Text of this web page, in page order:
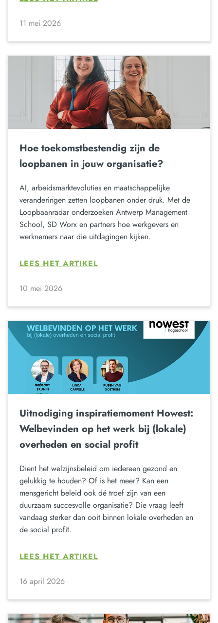
11 mei 2026
Hoe toekomstbestendig zijn de
loopbanen in jouw organisatie?
AI, arbeidsmarktevoluties en maatschappelijke
veranderingen zetten loopbanen onder druk. Met de
Loopbaanradar onderzoeken Antwerp Management
School, SD Worx en partners hoe werkgevers en
werknemers naar die uitdagingen kijken.
LEES HET ARTIKEL
10 mei 2026
Uitnodiging inspiratiemoment Howest:
Welbevinden op het werk bij (lokale)
overheden en social profit
Dient het welzijnsbeleid om iedereen gezond en
gelukkig te houden? Of is het meer? Kan een
mensgericht beleid ook dé troef zijn van een
duurzaam succesvolle organisatie? Die vraag leeft
vandaag sterker dan ooit binnen lokale overheden en
de social profit.
LEES HET ARTIKEL
16 april 2026